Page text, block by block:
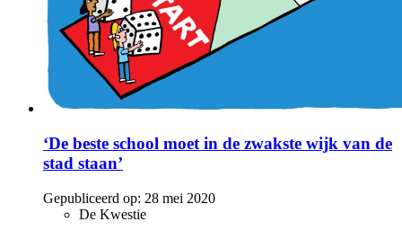
‘De beste school moet in de zwakste wijk van de
stad staan’
Gepubliceerd op: 28 mei 2020
De Kwestie